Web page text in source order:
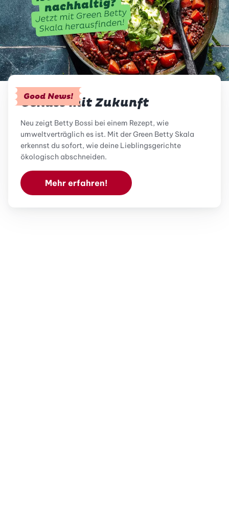
Good News!
Genuss mit Zukunft
Neu zeigt Betty Bossi bei einem Rezept, wie
umweltverträglich es ist. Mit der Green Betty Skala
erkennst du sofort, wie deine Lieblingsgerichte
ökologisch abschneiden.
Mehr erfahren!